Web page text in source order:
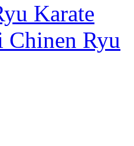
Karate
Chinen Ryu